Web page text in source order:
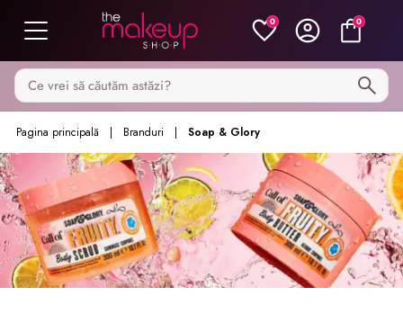
0 0
Caută pe MakeupShop
Pagina principală Branduri Soap & Glory